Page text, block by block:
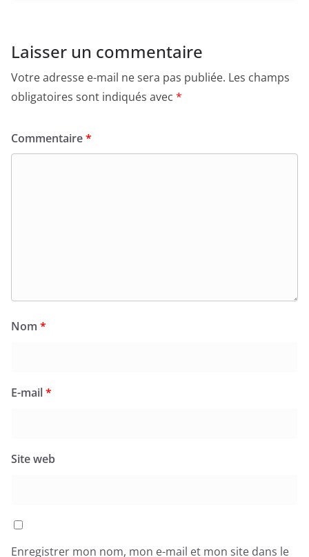
Laisser un commentaire
Votre adresse e-mail ne sera pas publiée. Les champs
obligatoires sont indiqués avec *
Commentaire*
Nom *
E-mail*
Site web
Enregistrer mon nom, mon e-mail et mon site dans le